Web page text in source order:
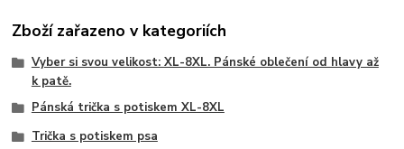
Zboží zařazeno v kategoriích
Vyber si svou velikost: XL-8XL. Pánské oblečení od hlavy až
k patě.
Pánská trička s potiskem XL-8XL
Trička s potiskem psa